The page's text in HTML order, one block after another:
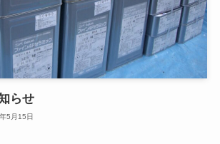
らせ
5月15日